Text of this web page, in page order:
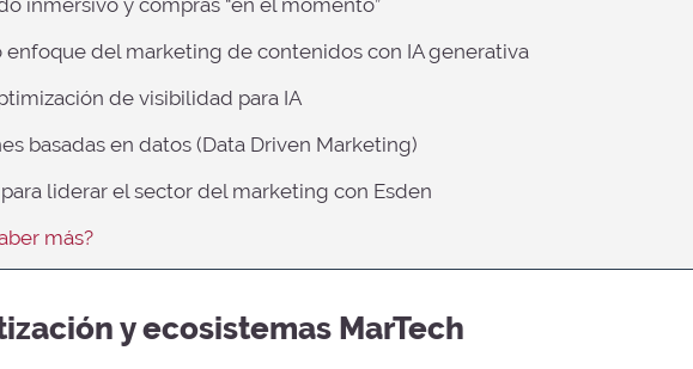
enfoque del marketing de contenidos con IA generativa
de visibilidad para IA
basadas en datos (Data Driven Marketing)
liderar el sector del marketing con Esden
más?
y ecosistemas MarTech